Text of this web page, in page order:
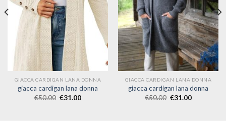
GIACCA CARDIGAN LANA DONNA
giacca cardigan lana donna
€50.00 €31.00
GIACCA CARDIGAN LANA DONNA
giacca cardigan lana donna
€50.00 €31.00